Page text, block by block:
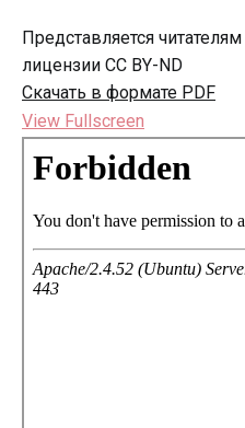
Представляется
лицензии CC BY-ND
Скачать в формате PDF
View Fullscreen
Перейти
содержимому